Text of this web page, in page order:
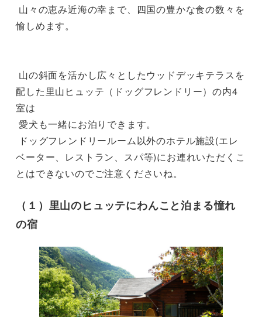
愉しめます。
配した里山ヒュッテ（ドッグフレンドリー）の内4
室は
ベーター、レストラン、スパ等)にお連れいただくこ
とはできないのでご注意くださいね。
（１）里山のヒュッテにわんこと泊まる憧れ
の宿